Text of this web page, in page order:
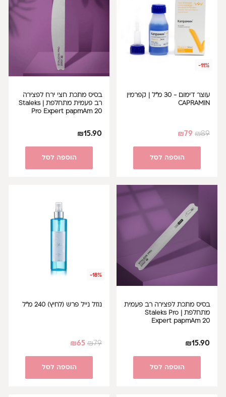
-11%
עוצר דימום - 30 מ"ל | קפרמין
CAPRAMIN
₪89
₪79
הוספה לסל
בסיס מתכת חצי ירח לפצירה
רב פעמית מתחלפת | Staleks
Pro Expert papmAm 20
₪15.90
הוספה לסל
בסיס מתכת לפצירה רב פעמית
מתחלפת | Staleks Pro
Expert papmAm 20
₪15.90
הוספה לסל
-18%
נוזל נייל פרש (לחיץ) 240 מ"ל
₪79
₪65
הוספה לסל